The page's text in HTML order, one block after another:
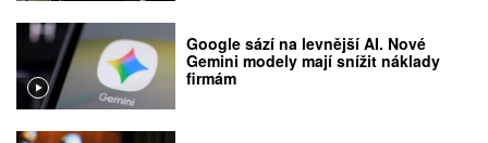
Google sází na levnější AI. Nové
Gemini modely mají snížit náklady
firmám